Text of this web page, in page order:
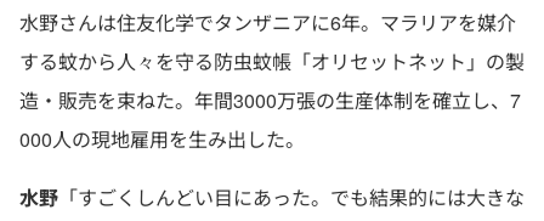
水野さんは住友化学でタンザニアに6年。マラリアを媒介
する蚊から人々を守る防虫蚊帳「オリセットネット」の製
造・販売を束ねた。年間3000万張の生産体制を確立し、7
000人の現地雇用を生み出した。
水野 「すごくしんどい目にあった。でも結果的には大きな